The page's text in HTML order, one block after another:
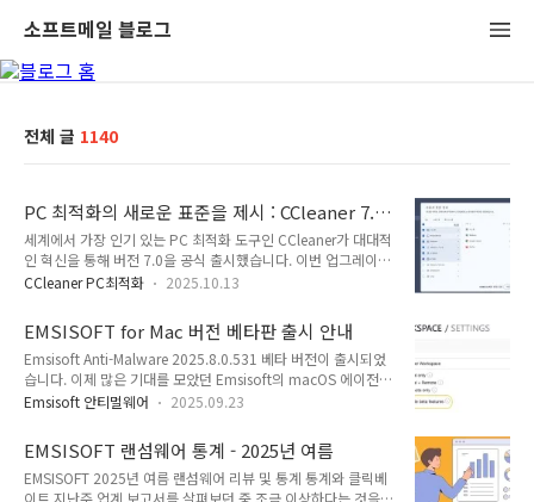
소프트메일 블로그
전체 글 1140
PC 최적화의 새로운 표준을 제시 : CCleaner 7.0,
현대 환경에 최적화된 업그레이드
세계에서 가장 인기 있는 PC 최적화 도구인 CCleaner가 대대적
인 혁신을 통해 버전 7.0을 공식 출시했습니다. 이번 업그레이드
는 단순한 기능 추가를 넘어, 급변하는 컴퓨팅 환경과 사용자 요
을 담고 있습니다. 1. "낡은 것은 버리고, 스마트한 효율성을 구
축하다" CCleaner는 20여 년간 PC 성능 관리의 대명사로 자리
매김해 왔지만, Windows 10/11 및 최신 하드웨어 환경의 변화
에 맞춰 소프트웨어의 코어 아키텍처와 사용자 경험(UX)을 전면
적으로 현대화해야 할 필요가 있었습니다. (1) 현대적 디자인 및
반응성이 높은 인터페이스를 채택했습니다. 사용자들은 라이..
CCleaner PC최적화 2025.10.13
EMSISOFT for Mac 버전 베타판 출시 안내
Emsisoft Anti-Malware 2025.8.0.531 베타 버전이 출시되었
습니다. 이제 많은 기대를 모았던 Emsisoft의 macOS 에이전트
가 포함되어 있습니다! 이는 고객이 알고 신뢰하는 수준의 보안
원리 macOS 에이전트는 Emsisoft Business Security ,
Emsisoft Enterprise Security , Anti-Malware Home 의 세 가
지 에디션 모두에서 사용할 수 있습니다 . 별도의 Mac용 라이선
Emsisoft 안티멀웨어 2025.09.23
EMSISOFT 랜섬웨어 통계 - 2025년 여름
EMSISOFT 2025년 여름 랜섬웨어 리뷰 및 통계 통계와 클릭베
이트 지난주 업계 보고서를 살펴보던 중 조금 이상하다는 것을